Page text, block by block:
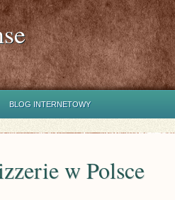
BLOG INTERNETOWY
w Polsce